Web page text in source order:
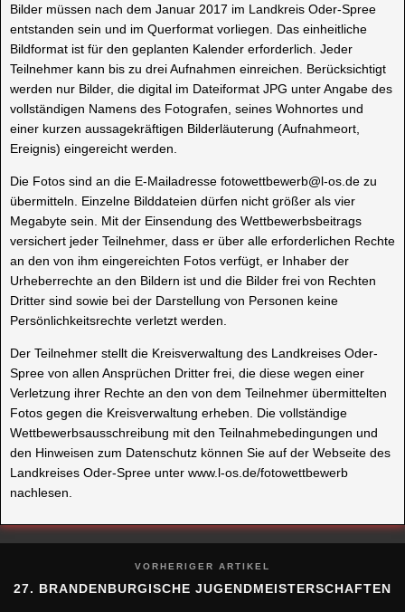
Bilder müssen nach dem Januar 2017 im Landkreis Oder-Spree
entstanden sein und im Querformat vorliegen. Das einheitliche
Bildformat ist für den geplanten Kalender erforderlich. Jeder
Teilnehmer kann bis zu drei Aufnahmen einreichen. Berücksichtigt
werden nur Bilder, die digital im Dateiformat JPG unter Angabe des
vollständigen Namens des Fotografen, seines Wohnortes und
einer kurzen aussagekräftigen Bilderläuterung (Aufnahmeort,
Ereignis) eingereicht werden.
Die Fotos sind an die E-Mailadresse fotowettbewerb@l-os.de zu
übermitteln. Einzelne Bilddateien dürfen nicht größer als vier
Megabyte sein. Mit der Einsendung des Wettbewerbsbeitrags
versichert jeder Teilnehmer, dass er über alle erforderlichen Rechte
an den von ihm eingereichten Fotos verfügt, er Inhaber der
Urheberrechte an den Bildern ist und die Bilder frei von Rechten
Dritter sind sowie bei der Darstellung von Personen keine
Persönlichkeitsrechte verletzt werden.
Der Teilnehmer stellt die Kreisverwaltung des Landkreises Oder-
Spree von allen Ansprüchen Dritter frei, die diese wegen einer
Verletzung ihrer Rechte an den von dem Teilnehmer übermittelten
Fotos gegen die Kreisverwaltung erheben. Die vollständige
Wettbewerbsausschreibung mit den Teilnahmebedingungen und
den Hinweisen zum Datenschutz können Sie auf der Webseite des
Landkreises Oder-Spree unter www.l-os.de/fotowettbewerb
nachlesen.
VORHERIGER ARTIKEL
27. BRANDENBURGISCHE JUGENDMEISTERSCHAFTEN